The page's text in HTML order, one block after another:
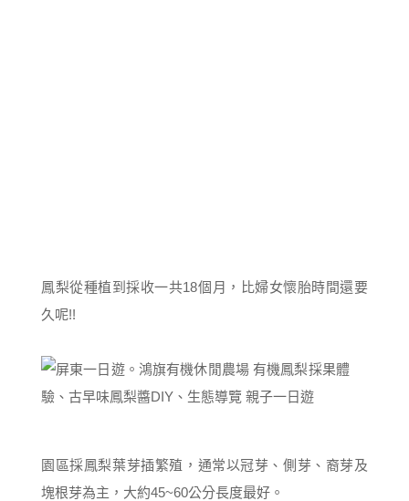
鳳梨從種植到採收一共18個月，比婦女懷胎時間還要
久呢!!
園區採鳳梨葉芽插繁殖，通常以冠芽、側芽、裔芽及
塊根芽為主，大約45~60公分長度最好。